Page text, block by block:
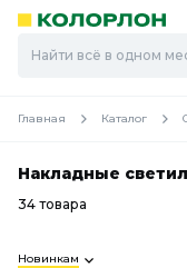
С
Ск
Главная Каталог
Накладные
34 товара
Новинкам